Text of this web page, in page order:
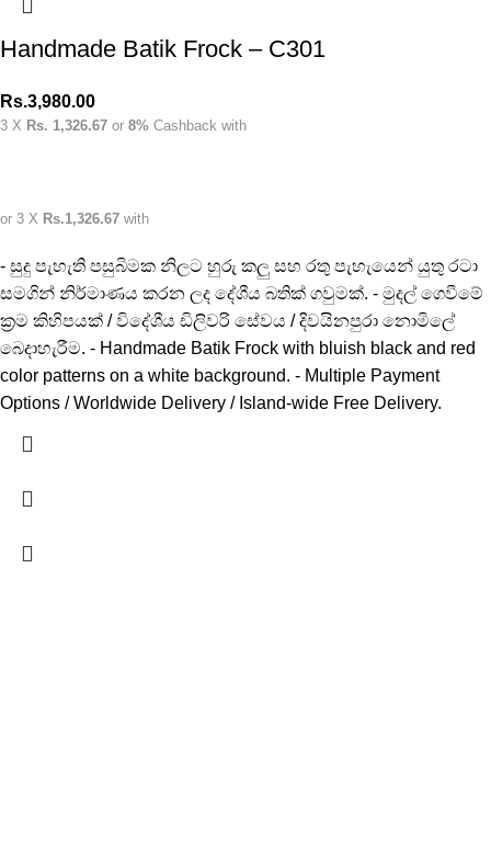
Handmade Batik Frock – C301
Rs.3,980.00
3 X Rs. 1,326.67 or 8% Cashback with
or 3 X Rs.1,326.67 with
- සුදු පැහැති පසුබිමක නිලට හුරු කලු සහ රතු පැහැයෙන් යුතු රටා
සමගින් නිර්මාණය කරන ලද දේශීය බතික් ගවුමක්. - මුදල් ගෙවීමේ
ක්‍රම කිහිපයක් / විදේශීය ඩිලිවරි සේවය / දිවයිනපුරා නොමිලේ
බෙදාහැරීම. - Handmade Batik Frock with bluish black and red
color patterns on a white background. - Multiple Payment
Options / Worldwide Delivery / Island-wide Free Delivery.